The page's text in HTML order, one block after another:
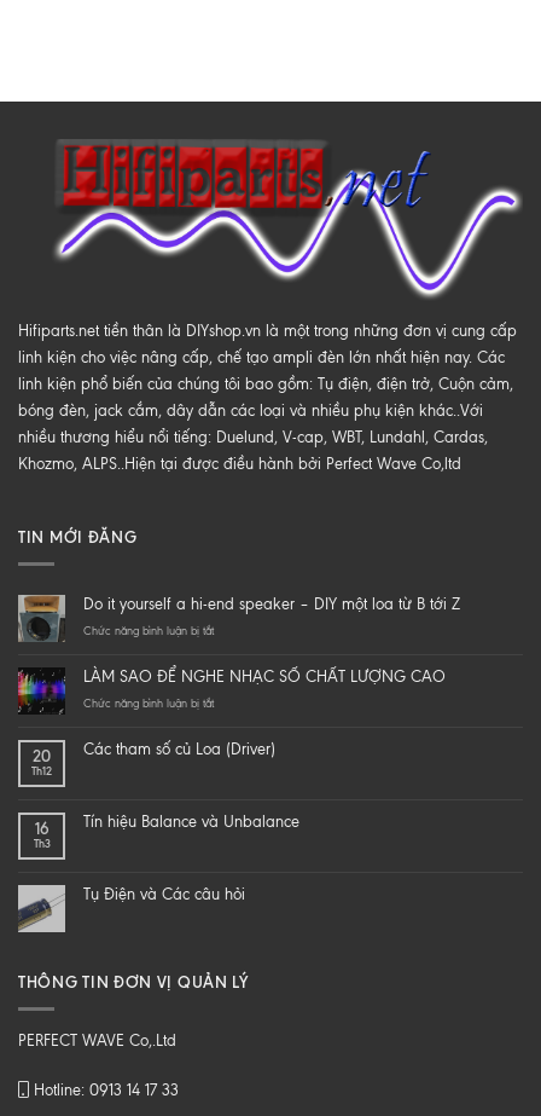
Hifiparts.net tiền thân là DIYshop.vn là một trong những đơn vị cung cấp
linh kiện cho việc nâng cấp, chế tạo ampli đèn lớn nhất hiện nay. Các
linh kiện phổ biến của chúng tôi bao gồm: Tụ điện, điện trở, Cuộn cảm,
bóng đèn, jack cắm, dây dẫn các loại và nhiều phụ kiện khác..Với
nhiều thương hiểu nổi tiếng: Duelund, V-cap, WBT, Lundahl, Cardas,
Khozmo, ALPS..Hiện tại được điều hành bởi Perfect Wave Co,ltd
TIN MỚI ĐĂNG
Do it yourself a hi-end speaker – DIY một loa từ B tới Z
Chức năng bình luận bị tắtở
yourself
a
speaker
loa
Z
LÀM SAO ĐỂ NGHE NHẠC SỐ CHẤT LƯỢNG CAO
Chức năng bình luận bị tắtở
ĐỂ
CHẤT
20
Th12
Các tham số củ Loa (Driver)
16
Th3
Tín hiệu Balance và Unbalance
Tụ Điện và Các câu hỏi
THÔNG TIN ĐƠN VỊ QUẢN LÝ
PERFECT WAVE Co,.Ltd
Hotline: 0913 14 17 33